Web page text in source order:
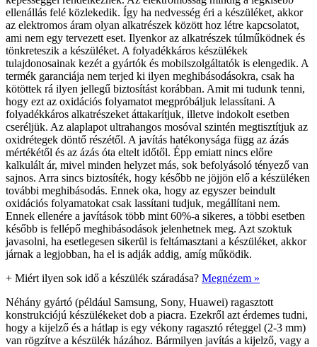
ellenállás felé közlekedik. Így ha nedvesség éri a készüléket, akkor
az elektromos áram olyan alkatrészek között hoz létre kapcsolatot,
ami nem egy tervezett eset. Ilyenkor az alkatrészek túlműködnek és
tönkreteszik a készüléket. A folyadékkáros készülékek
tulajdonosainak kezét a gyártók és mobilszolgáltatók is elengedik. A
termék garanciája nem terjed ki ilyen meghibásodásokra, csak ha
kötöttek rá ilyen jellegű biztosítást korábban. Amit mi tudunk tenni,
hogy ezt az oxidációs folyamatot megpróbáljuk lelassítani. A
folyadékkáros alkatrészeket áttakarítjuk, illetve indokolt esetben
cseréljük. Az alaplapot ultrahangos mosóval szintén megtisztítjuk az
oxidrétegek döntő részétől. A javítás hatékonysága függ az ázás
mértékétől és az ázás óta eltelt időtől. Épp emiatt nincs előre
kalkulált ár, mivel minden helyzet más, sok befolyásoló tényező van
sajnos. Arra sincs biztosíték, hogy később ne jöjjön elő a készüléken
további meghibásodás. Ennek oka, hogy az egyszer beindult
oxidációs folyamatokat csak lassítani tudjuk, megállítani nem.
Ennek ellenére a javítások több mint 60%-a sikeres, a többi esetben
később is fellépő meghibásodások jelenhetnek meg. Azt szoktuk
javasolni, ha esetlegesen sikerül is feltámasztani a készüléket, akkor
járnak a legjobban, ha el is adják addig, amíg működik.
+ Miért ilyen sok idő a készülék száradása? Megnézem »
Néhány gyártó (például Samsung, Sony, Huawei) ragasztott
konstrukciójú készülékeket dob a piacra. Ezekről azt érdemes tudni,
hogy a kijelző és a hátlap is egy vékony ragasztó réteggel (2-3 mm)
van rögzítve a készülék házához. Bármilyen javítás a kijelző, vagy a